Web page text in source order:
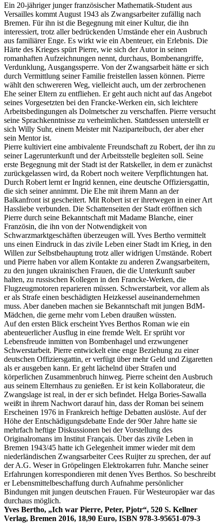
Ein 20-jähriger junger französischer Mathematik-Student aus
Versailles kommt August 1943 als Zwangsarbeiter zufällig nach
Bremen. Für ihn ist die Begegnung mit einer Kultur, die ihn
interessiert, trotz aller bedrückenden Umstände eher ein Ausbruch
aus familiärer Enge. Es wirkt wie ein Abenteuer, ein Erlebnis. Die
Härte des Krieges spürt Pierre, wie sich der Autor in seinen
romanhaften Aufzeichnungen nennt, durchaus, Bombenangriffe,
Verdunklung, Ausgangssperre. Von der Zwangsarbeit hätte er sich
durch Vermittlung seiner Familie freistellen lassen können. Pierre
wählt den schwereren Weg, vielleicht auch, um der zerbrochenen
Ehe seiner Eltern zu entfliehen. Er geht auch nicht auf das Angebot
seines Vorgesetzten bei den Francke-Werken ein, sich leichtere
Arbeitsbedingungen als Dolmetscher zu verschaffen. Pierre versucht
seine Sprachkenntnisse zu verheimlichen. Stattdessen unterstellt er
sich Willy Suhr, einem Meister mit Naziparteibuch, der aber eher
sein Mentor ist.
Pierre kultiviert eine ambivalente Freundschaft zu Robert, der ihn zu
seiner Lagerunterkunft und der Arbeitsstelle begleiten soll. Seine
erste Begegnung mit der Stadt ist der Ratskeller, in dem er zunächst
zurückgelassen wird, da Robert noch weitere Verpflichtungen hat.
Durch Robert lernt er Ingrid kennen, eine deutsche Offiziersgattin,
die sich seiner annimmt. Die Ehe mit ihrem Mann an der
Balkanfront ist gescheitert. Mit Robert ist er ihretwegen in einer Art
Hassliebe verbunden. Die Schattenseiten der Stadt eröffnen sich
Pierre durch seine Bekanntschaft mit Madame Blanche, einer
Französin, die ihn von der Notwendigkeit von
Schwarzmarktgeschäften überzeugen will. Yves Bertho vermittelt
uns einen Eindruck in das zivile Leben einer Stadt im Krieg, in den
Willen zur Selbstbehauptung trotz aller widrigen Umstände. Robert
und Pierre haben vor allem Kontakte zu anderen Zwangsarbeitern,
zu den jungen ukrainischen Frauen, die die Unterkunft sauber
halten, zu russischen Kollegen in den Francke-Werken, die
Flugzeugmotoren reparieren müssen. Schwerstarbeit, vor allem als
er als Strafe einen beschädigten Heizkessel auseinandernehmen
muss. Aber daneben machen sie Bekanntschaft mit jungen BdM-
Mädchen, die gerne mehr vom Leben draußen wüssten.
Auf den ersten Blick erscheint Yves Berthos Roman wie ein
abenteuerlicher Ausflug in eine fremde Welt. Er sprüht vor
Lebensfreude inmitten von Bombenhagel und erzwungener
Schwerstarbeit. Pierre entwickelt eine enge Beziehung zu einer
deutschen Offiziersgattin, er verfügt über mehr Geld und Zigaretten
als er ausgeben kann. Er geht lächelnd über Strafen und
körperlichen Zusammenbruch hinweg. Pierre scheint den Ausbruch
aus seinem Elternhaus zu genießen. Er ist kein Kollaborateur, die
Zwangslage ist real, in der er sich befindet. Helga Bories-Sawalla
weißt in ihrem Nachwort darauf hin, dass der Roman bei seinem
Erscheinen 1976 in Frankreich heftige Debatten auslöste. Auf der
Höhe der Entschädigungsdebatte Ende der 90er Jahre hatte sie
mehrfach heftige Diskussionen bei der Vorstellung des
Originalromans im Institut Français. Über das zivile Leben in
Bremen 1943/45 hatte ich Gelegenheit immer wieder mit dem
niederländischen Zwangsarbeiter Cees Ruijter zu sprechen, der auf
der A.G. Weser in Gröpelingen Elektrokarren fuhr. Manche seiner
Erfahrungen korrespondieren mit denen Yves Berthos. So beschreibt
er Lebensmittelbeschaffung durch Aufnahme persönlicher
Bindungen mit jungen deutschen Frauen. Für Westeuropäer war das
durchaus möglich.
Yves Bertho, „Ich war Pierre, Peter, Pjotr“, 520 S. Kellner
Verlag, Bremen 2016, 18,90 Euro, ISBN 978-3-95651-079-3